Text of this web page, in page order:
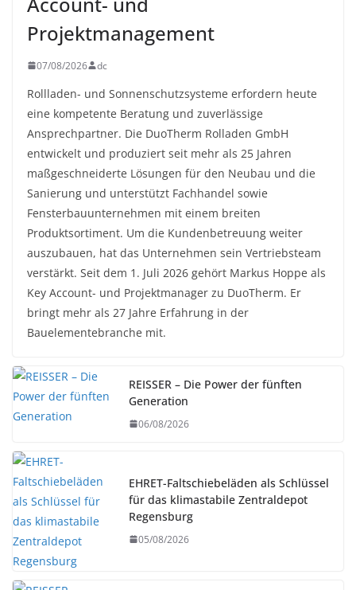
Projektmanagement
07/08/2026 dc
Rollladen- und Sonnenschutzsysteme erfordern heute
eine kompetente Beratung und zuverlässige
Ansprechpartner. Die DuoTherm Rolladen GmbH
entwickelt und produziert seit mehr als 25 Jahren
maßgeschneiderte Lösungen für den Neubau und die
Sanierung und unterstützt Fachhandel sowie
Fensterbauunternehmen mit einem breiten
Produktsortiment. Um die Kundenbetreuung weiter
auszubauen, hat das Unternehmen sein Vertriebsteam
verstärkt. Seit dem 1. Juli 2026 gehört Markus Hoppe als
Key Account- und Projektmanager zu DuoTherm. Er
bringt mehr als 27 Jahre Erfahrung in der
Bauelementebranche mit.
REISSER – Die Power der fünften
Generation
06/08/2026
EHRET-Faltschiebeläden als Schlüssel
für das klimastabile Zentraldepot
Regensburg
05/08/2026